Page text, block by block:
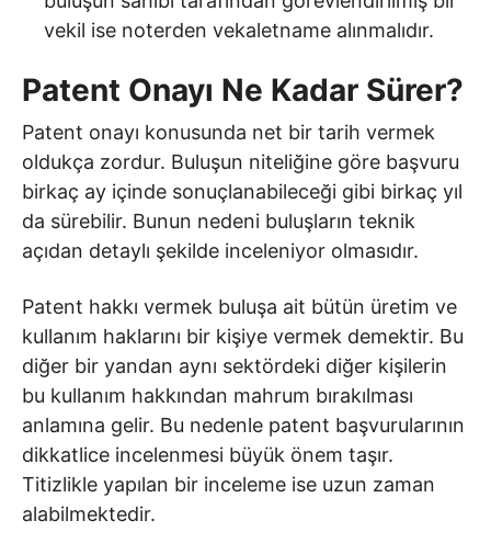
vekil ise noterden vekaletname alınmalıdır.
Patent Onayı Ne Kadar Sürer?
Patent onayı konusunda net bir tarih vermek
oldukça zordur. Buluşun niteliğine göre başvuru
birkaç ay içinde sonuçlanabileceği gibi birkaç yıl
da sürebilir. Bunun nedeni buluşların teknik
açıdan detaylı şekilde inceleniyor olmasıdır.
Patent hakkı vermek buluşa ait bütün üretim ve
kullanım haklarını bir kişiye vermek demektir. Bu
diğer bir yandan aynı sektördeki diğer kişilerin
bu kullanım hakkından mahrum bırakılması
anlamına gelir. Bu nedenle patent başvurularının
dikkatlice incelenmesi büyük önem taşır.
Titizlikle yapılan bir inceleme ise uzun zaman
alabilmektedir.